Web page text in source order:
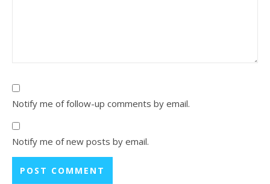
Notify me of follow-up comments by email.
Notify me of new posts by email.